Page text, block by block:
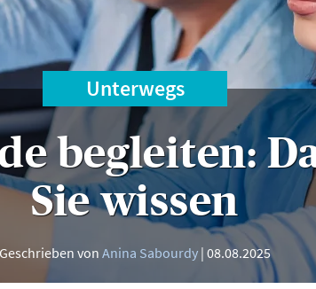
Unterwegs
begleiten:
Sie wissen
Geschrieben von Anina Sabourdy 08.08.2025